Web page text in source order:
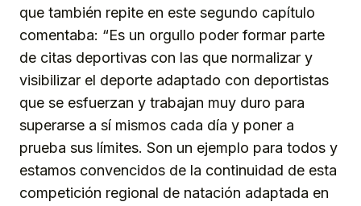
que también repite en este segundo capítulo
comentaba: “Es un orgullo poder formar parte
de citas deportivas con las que normalizar y
visibilizar el deporte adaptado con deportistas
que se esfuerzan y trabajan muy duro para
superarse a sí mismos cada día y poner a
prueba sus límites. Son un ejemplo para todos y
estamos convencidos de la continuidad de esta
competición regional de natación adaptada en